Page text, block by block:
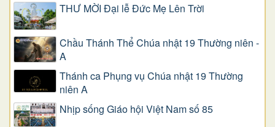
THƯ MỜI Đại lễ Đức Mẹ Lên Trời
Chầu Thánh Thể Chúa nhật 19 Thường niên -
A
Thánh ca Phụng vụ Chúa nhật 19 Thường
niên A
Nhịp sống Giáo hội Việt Nam số 85